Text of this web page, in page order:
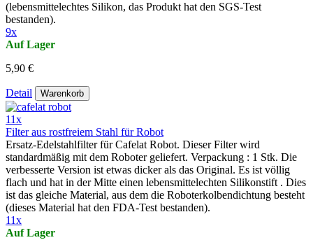
(lebensmittelechtes Silikon, das Produkt hat den SGS-Test
bestanden).
9x
Auf Lager
5,90 €
Detail Warenkorb
11x
Filter aus rostfreiem Stahl für Robot
Ersatz-Edelstahlfilter für Cafelat Robot. Dieser Filter wird
standardmäßig mit dem Roboter geliefert. Verpackung : 1 Stk. Die
verbesserte Version ist etwas dicker als das Original. Es ist völlig
flach und hat in der Mitte einen lebensmittelechten Silikonstift . Dies
ist das gleiche Material, aus dem die Roboterkolbendichtung besteht
(dieses Material hat den FDA-Test bestanden).
11x
Auf Lager